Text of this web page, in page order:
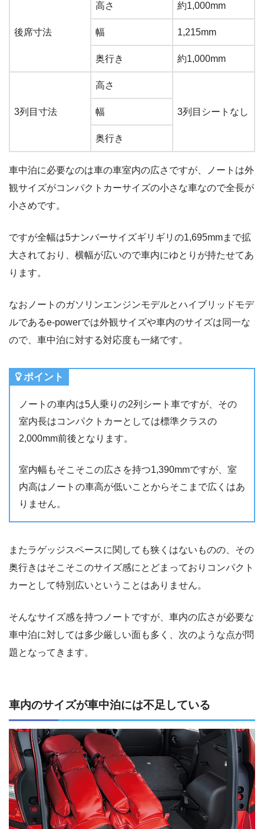
後席寸法
高さ 約1,000mm
幅 1,215mm
奥行き 約1,000mm
3列目寸法
高さ
3列目シートなし
幅
奥行き
車中泊に必要なのは車の車室内の広さですが、ノートは外
観サイズがコンパクトカーサイズの小さな車なので全長が
小さめです。
ですが全幅は5ナンバーサイズギリギリの1,695mmまで拡
大されており、横幅が広いので車内にゆとりが持たせてあ
ります。
なおノートのガソリンエンジンモデルとハイブリッドモデ
ルであるe-powerでは外観サイズや車内のサイズは同一な
ので、車中泊に対する対応度も一緒です。
ポイント
ノートの車内は5人乗りの2列シート車ですが、その
室内長はコンパクトカーとしては標準クラスの
2,000mm前後となります。
室内幅もそこそこの広さを持つ1,390mmですが、室
内高はノートの車高が低いことからそこまで広くはあ
りません。
またラゲッジスペースに関しても狭くはないものの、その
奥行きはそこそこのサイズ感にとどまっておりコンパクト
カーとして特別広いということはありません。
そんなサイズ感を持つノートですが、車内の広さが必要な
車中泊に対しては多少厳しい面も多く、次のような点が問
題となってきます。
車内のサイズが車中泊には不足している